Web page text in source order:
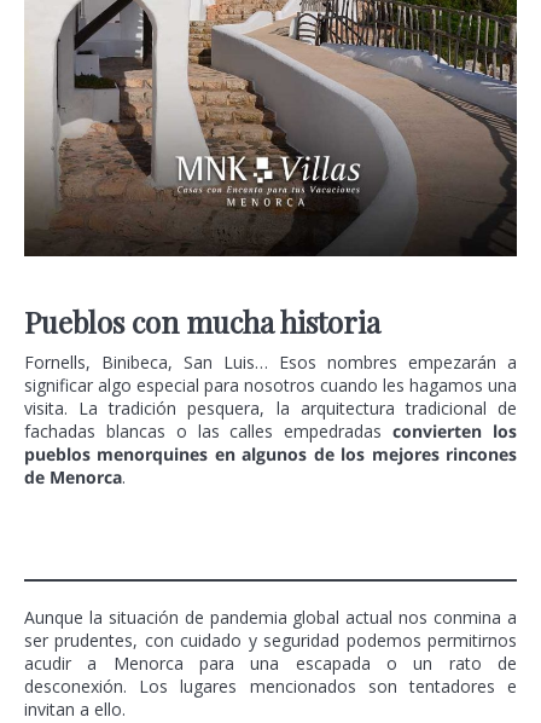
Pueblos con mucha historia
Fornells, Binibeca, San Luis… Esos nombres empezarán a
significar algo especial para nosotros cuando les hagamos una
visita. La tradición pesquera, la arquitectura tradicional de
fachadas blancas o las calles empedradas convierten los
pueblos menorquines en algunos de los mejores rincones
de Menorca.
Aunque la situación de pandemia global actual nos conmina a
ser prudentes, con cuidado y seguridad podemos permitirnos
acudir a Menorca para una escapada o un rato de
desconexión. Los lugares mencionados son tentadores e
invitan a ello.